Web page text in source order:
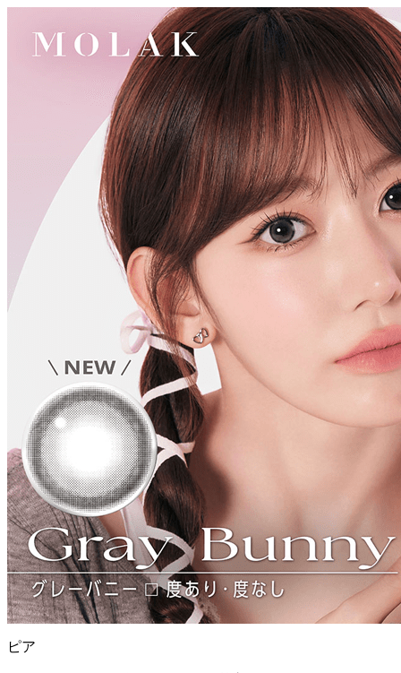
ピア